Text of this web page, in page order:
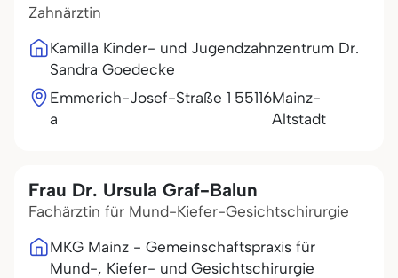
Zahnärztin
Kamilla Kinder- und Jugendzahnzentrum Dr.
Sandra Goedecke
Emmerich-Josef-Straße 1
a
55116Mainz-
Altstadt
Frau Dr. Ursula Graf-Balun
Fachärztin für Mund-Kiefer-Gesichtschirurgie
MKG Mainz - Gemeinschaftspraxis für
Mund-, Kiefer- und Gesichtschirurgie